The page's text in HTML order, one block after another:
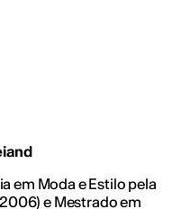
em Moda e Estilo pela
e Mestrado em